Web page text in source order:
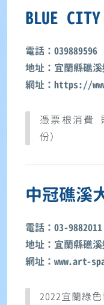
BLUE
電話：039889596
地址：宜蘭縣礁
網址：https://
憑票根消費
份）
中冠礁溪
電話：03-9882011
地址：宜蘭縣礁
網址：www.art-
2022宜蘭綠